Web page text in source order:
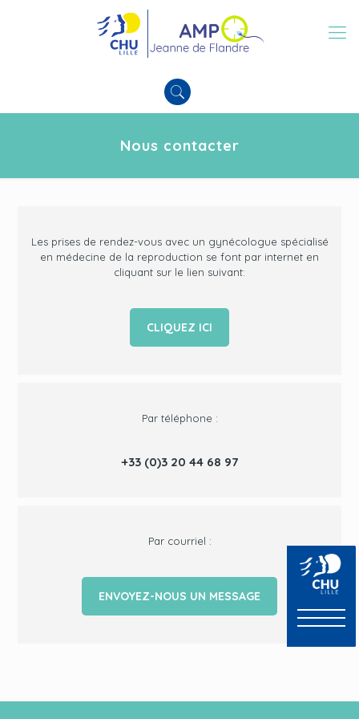
Nous contacter
Les prises de rendez-vous avec un gynécologue spécialisé
en médecine de la reproduction se font par internet en
cliquant sur le lien suivant:
CLIQUEZ ICI
Par téléphone :
+33 (0)3 20 44 68 97
Par courriel :
ENVOYEZ-NOUS UN MESSAGE